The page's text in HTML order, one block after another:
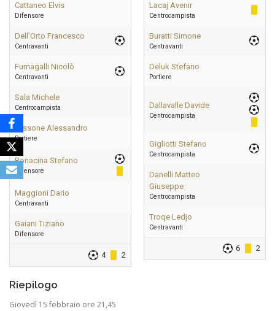
Cattaneo Elvis
Difensore
Dell’Orto Francesco
Centravanti
Fumagalli Nicolò
Centravanti
Sala Michele
Centrocampista
Tassone Alessandro
Portiere
Bonacina Stefano
Difensore
Maggioni Dario
Centravanti
Gaiani Tiziano
Difensore
4 2
Lacaj Avenir
Centrocampista
Buratti Simone
Centravanti
Deluk Stefano
Portiere
Dallavalle Davide
Centrocampista
Gigliotti Stefano
Centrocampista
Danelli Matteo
Giuseppe
Centrocampista
Troqe Ledjo
Centravanti
6 2
Riepilogo
Giovedì 15 febbraio ore 21,45